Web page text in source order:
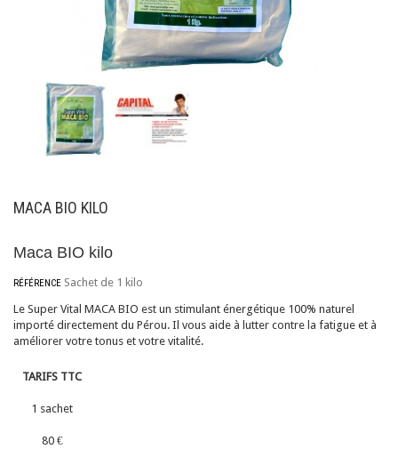
MACA BIO KILO
Maca BIO kilo
RÉFÉRENCE Sachet de 1 kilo
Le Super Vital MACA BIO est un stimulant énergétique 100% naturel
importé directement du Pérou. Il vous aide à lutter contre la fatigue et à
améliorer votre tonus et votre vitalité.
TARIFS TTC
1 sachet
80 €